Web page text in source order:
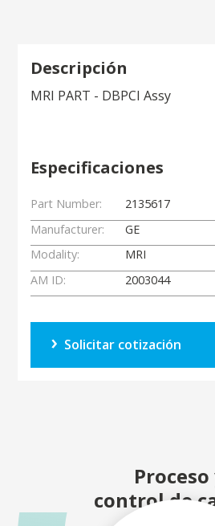
Descripción
MRI PART - DBPCI Assy
Especificaciones
Part Number:
2135617
Manufacturer:
GE
Modality:
MRI
AM ID:
2003044
Solicitar cotización
Proceso
control de